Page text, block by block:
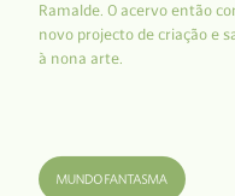
Ramalde. O acervo então
novo projecto de criação e
à nona arte.